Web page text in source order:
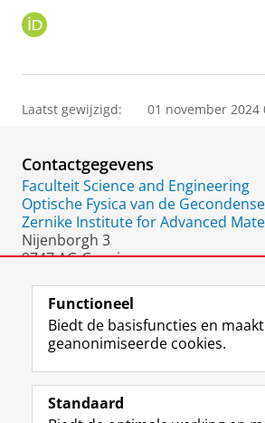
I
Laatst gewijzigd: 01 november 2024
Contactgegevens
Faculteit Science and Engineering
Optische Fysica van de
Zernike Institute for Advanced
Nijenborgh 3
9747 AG Groningen
Volg de RUG
F
a
L
i
Functioneel
Biedt de basisfuncties en
geanonimiseerde cookies.
Standaard